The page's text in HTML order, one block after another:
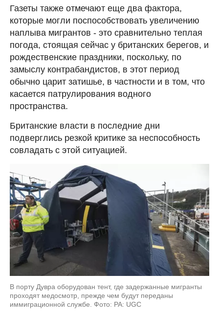
Газеты также отмечают еще два фактора,
которые могли поспособствовать увеличению
наплыва мигрантов - это сравнительно теплая
погода, стоящая сейчас у британских берегов, и
рождественские праздники, поскольку, по
замыслу контрабандистов, в этот период
обычно царит затишье, в частности и в том, что
касается патрулирования водного
пространства.
Британские власти в последние дни
подверглись резкой критике за неспособность
совладать с этой ситуацией.
В порту Дувра оборудован тент, где задержанные мигранты
проходят медосмотр, прежде чем будут переданы
иммиграционной службе. Фото: PA: UGC